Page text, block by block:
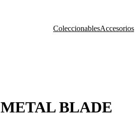
ColeccionablesAccesorios
BLADE